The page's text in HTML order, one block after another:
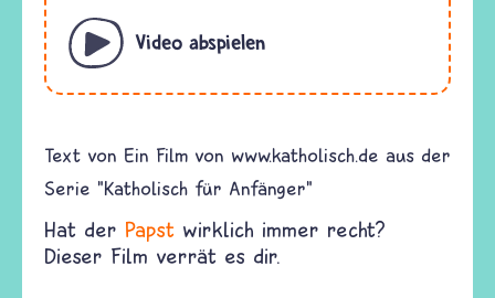
Video abspielen
Text von Ein Film von www.katholisch.de aus der
Serie "Katholisch für Anfänger"
Hat der Papst wirklich immer recht?
Dieser Film verrät es dir.